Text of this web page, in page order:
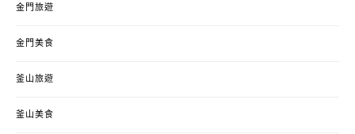
金門旅遊
金門美食
釜山旅遊
釜山美食